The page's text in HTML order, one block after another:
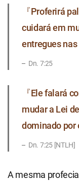
『Proferirá
cuidará em
entregues
Dn. 7:25
『Ele falará
mudar a Lei
dominado por
Dn. 7:25 [NTLH]
A mesma